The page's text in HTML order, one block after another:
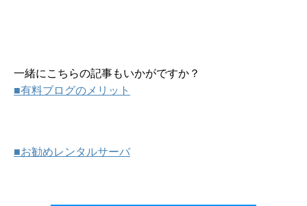
一緒にこちらの記事もいかがですか？
■有料ブログのメリット
■お勧めレンタルサーバ